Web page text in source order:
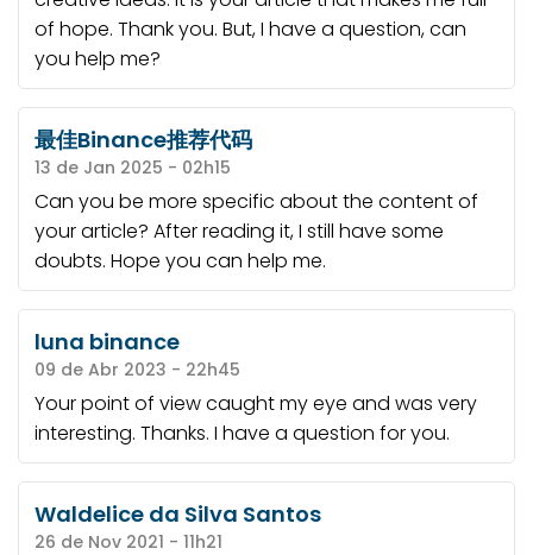
of hope. Thank you. But, I have a question, can
you help me?
最佳Binance推荐代码
13 de Jan 2025 - 02h15
Can you be more specific about the content of
your article? After reading it, I still have some
doubts. Hope you can help me.
luna binance
09 de Abr 2023 - 22h45
Your point of view caught my eye and was very
interesting. Thanks. I have a question for you.
Waldelice da Silva Santos
26 de Nov 2021 - 11h21